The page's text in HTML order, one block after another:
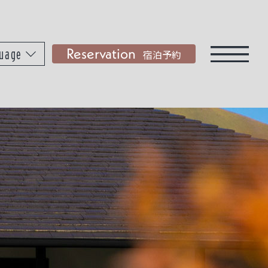
Reservation 宿泊予約